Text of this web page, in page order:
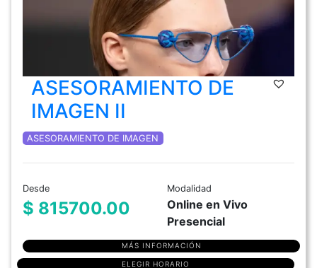
ASESORAMIENTO DE
IMAGEN II
ASESORAMIENTO DE IMAGEN
Desde
$ 815700.00
Modalidad
Online en Vivo
Presencial
MÁS INFORMACIÓN
ELEGIR HORARIO